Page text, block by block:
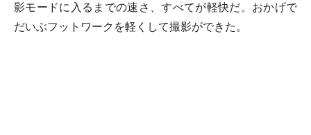
影モードに入るまでの速さ、すべてが軽快だ。おかげで
だいぶフットワークを軽くして撮影ができた。